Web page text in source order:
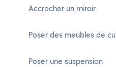
Accrocher un miroir
Poser des meubles de
Poser une suspension